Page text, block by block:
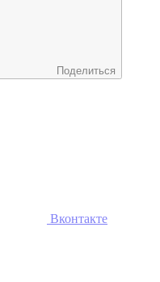
Поделиться
Вконтакте